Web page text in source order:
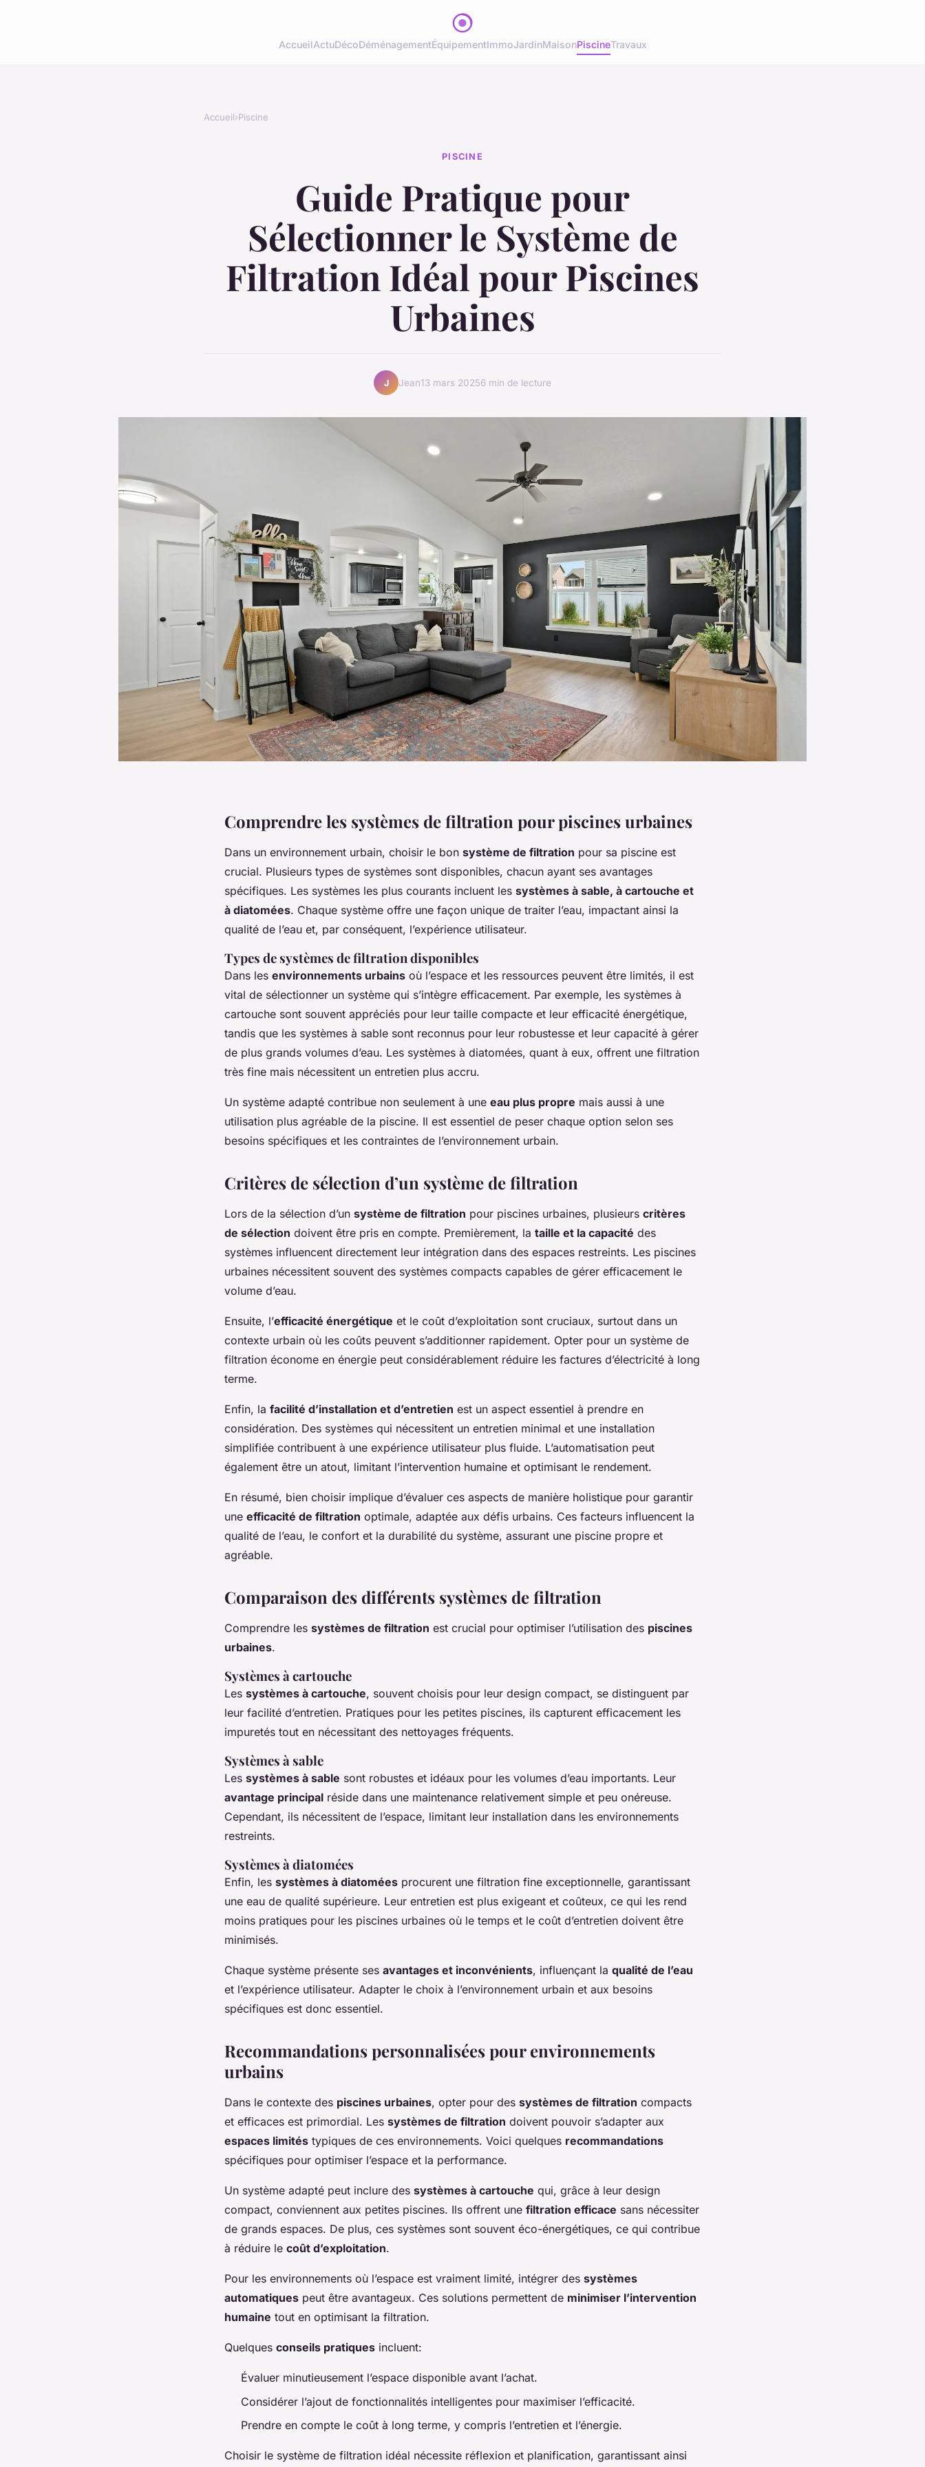
AccueilActuDécoDéménagementÉquipementImmoJardinMaisonPiscineTravaux
Accueil›Piscine
PISCINE
Guide Pratique pour
Sélectionner le Système de
Filtration Idéal pour Piscines
Urbaines
J Jean13 mars 20256 min de lecture
Comprendre les systèmes de filtration pour piscines urbaines
Dans un environnement urbain, choisir le bon système de filtration pour sa piscine est
crucial. Plusieurs types de systèmes sont disponibles, chacun ayant ses avantages
spécifiques. Les systèmes les plus courants incluent les systèmes à sable, à cartouche et
à diatomées. Chaque système offre une façon unique de traiter l’eau, impactant ainsi la
qualité de l’eau et, par conséquent, l’expérience utilisateur.
Types de systèmes de filtration disponibles
Dans les environnements urbains où l’espace et les ressources peuvent être limités, il est
vital de sélectionner un système qui s’intègre efficacement. Par exemple, les systèmes à
cartouche sont souvent appréciés pour leur taille compacte et leur efficacité énergétique,
tandis que les systèmes à sable sont reconnus pour leur robustesse et leur capacité à gérer
de plus grands volumes d’eau. Les systèmes à diatomées, quant à eux, offrent une filtration
très fine mais nécessitent un entretien plus accru.
Un système adapté contribue non seulement à une eau plus propre mais aussi à une
utilisation plus agréable de la piscine. Il est essentiel de peser chaque option selon ses
besoins spécifiques et les contraintes de l’environnement urbain.
Critères de sélection d’un système de filtration
Lors de la sélection d’un système de filtration pour piscines urbaines, plusieurs critères
de sélection doivent être pris en compte. Premièrement, la taille et la capacité des
systèmes influencent directement leur intégration dans des espaces restreints. Les piscines
urbaines nécessitent souvent des systèmes compacts capables de gérer efficacement le
volume d’eau.
Ensuite, l’efficacité énergétique et le coût d’exploitation sont cruciaux, surtout dans un
contexte urbain où les coûts peuvent s’additionner rapidement. Opter pour un système de
filtration économe en énergie peut considérablement réduire les factures d’électricité à long
terme.
Enfin, la facilité d’installation et d’entretien est un aspect essentiel à prendre en
considération. Des systèmes qui nécessitent un entretien minimal et une installation
simplifiée contribuent à une expérience utilisateur plus fluide. L’automatisation peut
également être un atout, limitant l’intervention humaine et optimisant le rendement.
En résumé, bien choisir implique d’évaluer ces aspects de manière holistique pour garantir
une efficacité de filtration optimale, adaptée aux défis urbains. Ces facteurs influencent la
qualité de l’eau, le confort et la durabilité du système, assurant une piscine propre et
agréable.
Comparaison des différents systèmes de filtration
Comprendre les systèmes de filtration est crucial pour optimiser l’utilisation des piscines
urbaines.
Systèmes à cartouche
Les systèmes à cartouche, souvent choisis pour leur design compact, se distinguent par
leur facilité d’entretien. Pratiques pour les petites piscines, ils capturent efficacement les
impuretés tout en nécessitant des nettoyages fréquents.
Systèmes à sable
Les systèmes à sable sont robustes et idéaux pour les volumes d’eau importants. Leur
avantage principal réside dans une maintenance relativement simple et peu onéreuse.
Cependant, ils nécessitent de l’espace, limitant leur installation dans les environnements
restreints.
Systèmes à diatomées
Enfin, les systèmes à diatomées procurent une filtration fine exceptionnelle, garantissant
une eau de qualité supérieure. Leur entretien est plus exigeant et coûteux, ce qui les rend
moins pratiques pour les piscines urbaines où le temps et le coût d’entretien doivent être
minimisés.
Chaque système présente ses avantages et inconvénients, influençant la qualité de l’eau
et l’expérience utilisateur. Adapter le choix à l’environnement urbain et aux besoins
spécifiques est donc essentiel.
Recommandations personnalisées pour environnements
urbains
Dans le contexte des piscines urbaines, opter pour des systèmes de filtration compacts
et efficaces est primordial. Les systèmes de filtration doivent pouvoir s’adapter aux
espaces limités typiques de ces environnements. Voici quelques recommandations
spécifiques pour optimiser l’espace et la performance.
Un système adapté peut inclure des systèmes à cartouche qui, grâce à leur design
compact, conviennent aux petites piscines. Ils offrent une filtration efficace sans nécessiter
de grands espaces. De plus, ces systèmes sont souvent éco-énergétiques, ce qui contribue
à réduire le coût d’exploitation.
Pour les environnements où l’espace est vraiment limité, intégrer des systèmes
automatiques peut être avantageux. Ces solutions permettent de minimiser l’intervention
humaine tout en optimisant la filtration.
Quelques conseils pratiques incluent:
Évaluer minutieusement l’espace disponible avant l’achat.
Considérer l’ajout de fonctionnalités intelligentes pour maximiser l’efficacité.
Prendre en compte le coût à long terme, y compris l’entretien et l’énergie.
Choisir le système de filtration idéal nécessite réflexion et planification, garantissant ainsi